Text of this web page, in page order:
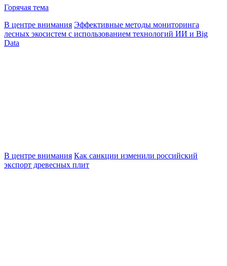
Горячая тема
В центре внимания Эффективные методы мониторинга
лесных экосистем с использованием технологий ИИ и Big
Data
В центре внимания Как санкции изменили российский
экспорт древесных плит